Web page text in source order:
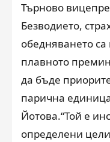
Търново
Безводието,
обедняването
плавното
да бъде
парична
Йотова.“Той е
определени